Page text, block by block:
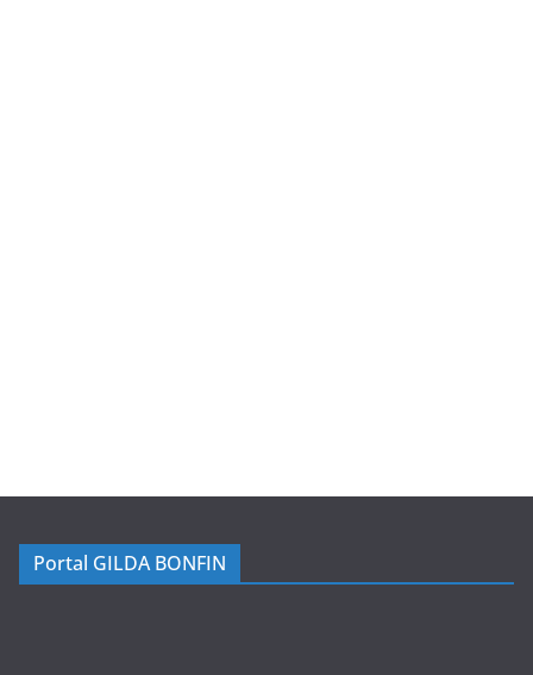
Portal GILDA BONFIN